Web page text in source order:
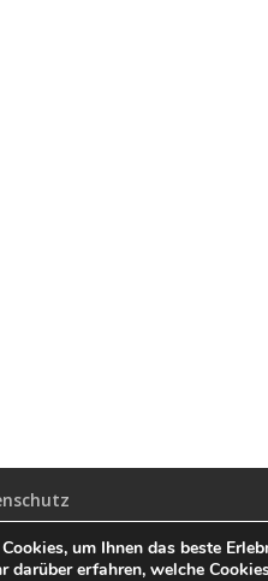
Themes| Powered by
um Ihnen das beste
darüber erfahren, welche